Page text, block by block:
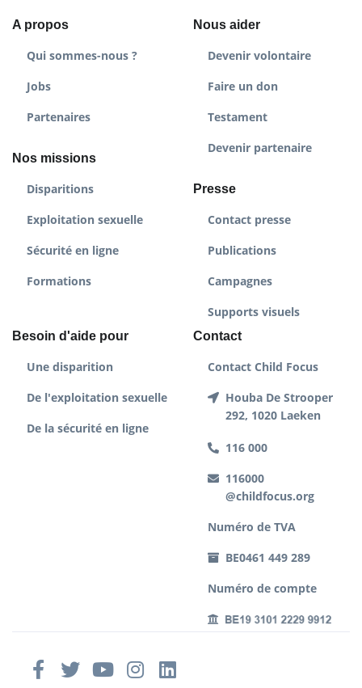
A propos
Qui sommes-nous ?
Jobs
Partenaires
Nos missions
Disparitions
Exploitation sexuelle
Sécurité en ligne
Formations
Nous aider
Devenir volontaire
Faire un don
Testament
Devenir partenaire
Presse
Contact presse
Publications
Campagnes
Supports visuels
Besoin d'aide pour
Une disparition
De l'exploitation sexuelle
De la sécurité en ligne
Contact
Contact Child Focus
Houba De Strooper
292, 1020 Laeken
116 000
116000
@childfocus.org
Numéro de TVA
BE0461 449 289
Numéro de compte